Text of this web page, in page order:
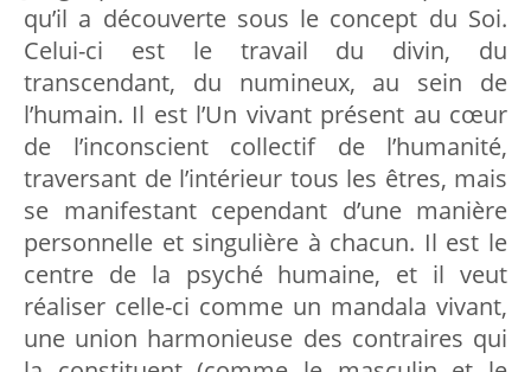
qu’il a découverte sous le concept du Soi.
Celui-ci est le travail du divin, du
transcendant, du numineux, au sein de
l’humain. Il est l’Un vivant présent au cœur
de l’inconscient collectif de l’humanité,
traversant de l’intérieur tous les êtres, mais
se manifestant cependant d’une manière
personnelle et singulière à chacun. Il est le
centre de la psyché humaine, et il veut
réaliser celle-ci comme un mandala vivant,
une union harmonieuse des contraires qui